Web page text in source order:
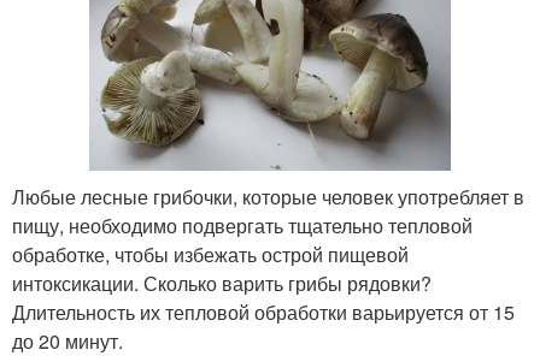
Любые лесные грибочки, которые человек употребляет в
пищу, необходимо подвергать тщательно тепловой
обработке, чтобы избежать острой пищевой
интоксикации. Сколько варить грибы рядовки?
Длительность их тепловой обработки варьируется от 15
до 20 минут.